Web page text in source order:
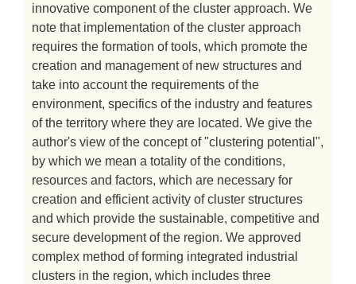
innovative component of the cluster approach. We
note that implementation of the cluster approach
requires the formation of tools, which promote the
creation and management of new structures and
take into account the requirements of the
environment, specifics of the industry and features
of the territory where they are located. We give the
author's view of the concept of "clustering potential",
by which we mean a totality of the conditions,
resources and factors, which are necessary for
creation and efficient activity of cluster structures
and which provide the sustainable, competitive and
secure development of the region. We approved
complex method of forming integrated industrial
clusters in the region, which includes three